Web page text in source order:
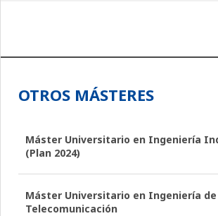
OTROS MÁSTERES
Máster Universitario en Ingeniería
(Plan 2024)
Máster Universitario en Ingeniería de
Telecomunicación